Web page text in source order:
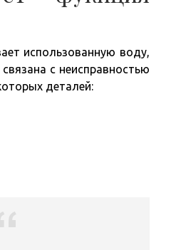
использованную воду,
с неисправностью
деталей: